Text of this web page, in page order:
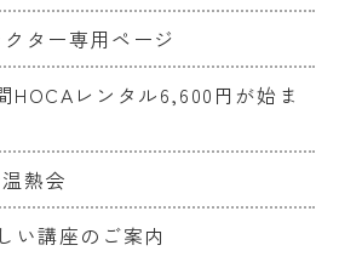
ター専用ページ
HOCAレンタル6,600円が始ま
熱会
い講座のご案内